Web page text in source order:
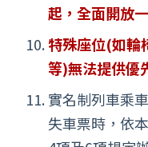
起，全面開放
特殊座位(如輪
等)無法提供優
實名制列車乘
失車票時，依